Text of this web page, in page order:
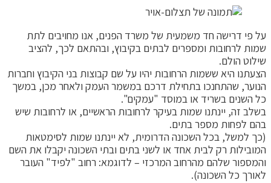
על פי דרישה חד משמעית של משרד הפנים, אנו מחויבים לתת
שמות לרחובות ומספרים לבתים בקיבוץ, ובהתאם לכך, להציב
שילוט הולם.
הצעתנו היא ששמות הרחובות יהיו על שם קבוצות בני הקיבוץ וחברות
הנוער, שהתחנכו בתחילת דרכם במשמר העמק ולאחר מכן, במשך
כל השנים בשריד או במוסד "עמקים".
בשלב זה, יינתנו שמות בעיקר לרחובות הראשיים, או לרחובות שיש
בהם לפחות מספר בתים.
(כך למשל, בכל השכונה הדרומית, לא יינתנו שמות לסימטאות
המובילות רק לבית אחד או לשני בתים ובתי השכונה יקבלו את השם
והמספור שלהם מהרחוב המרכזי – לדוגמא: רחוב "לפיד" העובר
לאורך כל השכונה).